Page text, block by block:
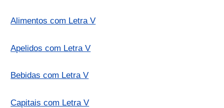
Alimentos com Letra V
Apelidos com Letra V
Bebidas com Letra V
Capitais com Letra V